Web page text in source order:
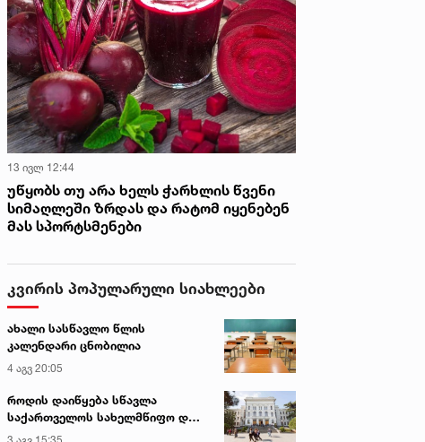
13 ივლ 12:44
უწყობს თუ არა ხელს ჭარხლის წვენი
სიმაღლეში ზრდას და რატომ იყენებენ
მას სპორტსმენები
კვირის პოპულარული სიახლეები
ახალი სასწავლო წლის
კალენდარი ცნობილია
4 აგვ 20:05
როდის დაიწყება სწავლა
საქართველოს სახელმწიფო და
კერძო უნივერსიტეტებში